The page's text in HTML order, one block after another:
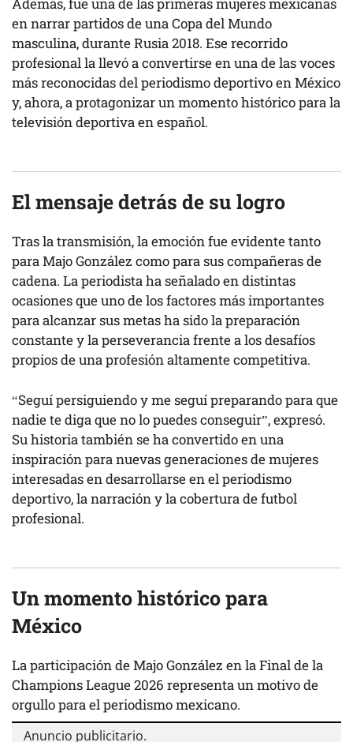
Además, fue una de las primeras mujeres mexicanas
en narrar partidos de una Copa del Mundo
masculina, durante Rusia 2018. Ese recorrido
profesional la llevó a convertirse en una de las voces
más reconocidas del periodismo deportivo en México
y, ahora, a protagonizar un momento histórico para la
televisión deportiva en español.
El mensaje detrás de su logro
Tras la transmisión, la emoción fue evidente tanto
para Majo González como para sus compañeras de
cadena. La periodista ha señalado en distintas
ocasiones que uno de los factores más importantes
para alcanzar sus metas ha sido la preparación
constante y la perseverancia frente a los desafíos
propios de una profesión altamente competitiva.
“Seguí persiguiendo y me seguí preparando para que
nadie te diga que no lo puedes conseguir”, expresó.
Su historia también se ha convertido en una
inspiración para nuevas generaciones de mujeres
interesadas en desarrollarse en el periodismo
deportivo, la narración y la cobertura de futbol
profesional.
Un momento histórico para
México
La participación de Majo González en la Final de la
Champions League 2026 representa un motivo de
orgullo para el periodismo mexicano.